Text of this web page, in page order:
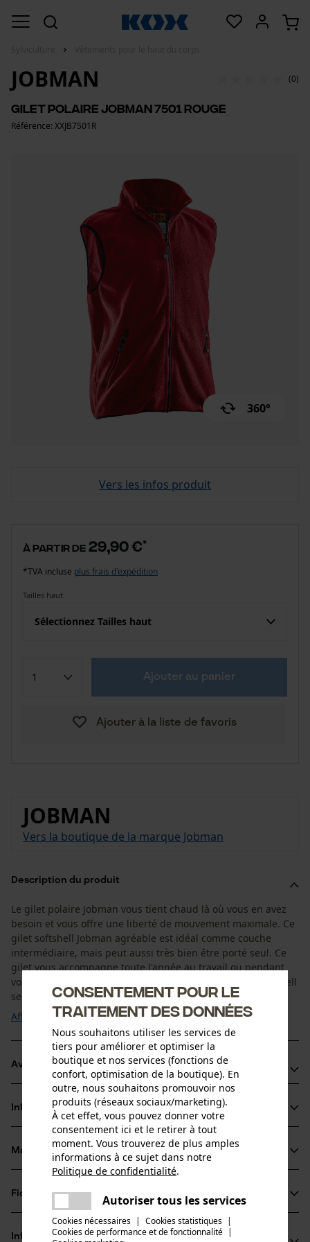
360°
JOBMAN (0)
Gilet polaire Jobman 7501 rouge
Référence: XXJB7501R
Vers les infos produit
à partir de 29,90 €*
*TVA incluse plus frais d'expédition
Tailles haut
Sélectionnez Tailles haut
Ajouter au panier
Ajouter à la liste de favoris
JOBMAN
Vers la boutique de la marque Jobman
Description du produit
Le gilet polaire Jobman vous tient chaud là où vous en avez
besoin et vous offre une liberté de mouvement maximale. Ce
gilet softshell Jobman agréable est idéal comme couche
intermédiaire, mais peut aussi très bien être porté seul. Ce
gilet vous accompagne toute l'année au travail ou pendant
vos loisirs en tant que vêtement de plein air. Le gilet Softshell
se combine parfaitement ...
Afficher plus
Avantages du produit
Poches avant spacieuses avec glissière
Bandes élastisques aux manches et au bas du gilet
Glissière YKK devant : encore plus de qualité !
Informations sur le produit
Détails du produit
Type de manche
Matériau & entretien
Type de matériau
Fiches techniques
Fiche de données de sécurité du produit (PDF)
Informations fabricant
Consentement pour le
traitement des données
Nous souhaitons utiliser les services de
tiers pour améliorer et optimiser la
boutique et nos services (fonctions de
confort, optimisation de la boutique). En
outre, nous souhaitons promouvoir nos
produits (réseaux sociaux/marketing).
À cet effet, vous pouvez donner votre
consentement ici et le retirer à tout
moment. Vous trouverez de plus amples
informations à ce sujet dans notre
Politique de confidentialité.
Autoriser tous les services
Cookies nécessaires | Cookies statistiques |
Cookies de performance et de fonctionnalité |
Une erreur s'est produite. Veuillez
essayer encore.
partager
partager
mail